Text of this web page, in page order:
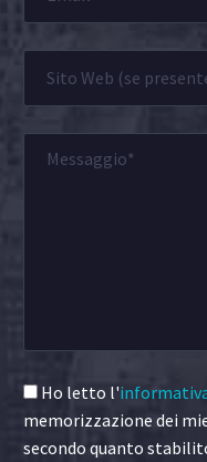
Ho letto l'
memorizzazione dei
secondo quanto